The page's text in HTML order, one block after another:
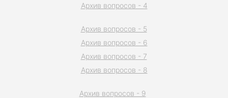
Архив вопросов - 4
Архив вопросов - 5
Архив вопросов - 6
Архив вопросов - 7
Архив вопросов - 8
Архив вопросов - 9